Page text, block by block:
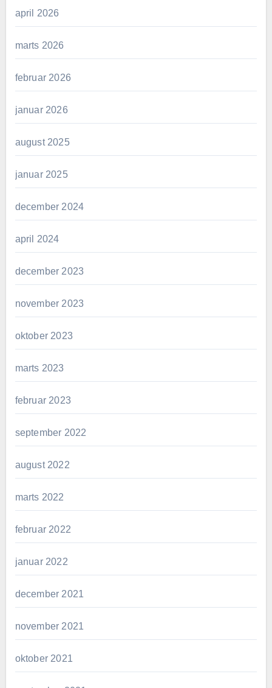
april 2026
marts 2026
februar 2026
januar 2026
august 2025
januar 2025
december 2024
april 2024
december 2023
november 2023
oktober 2023
marts 2023
februar 2023
september 2022
august 2022
marts 2022
februar 2022
januar 2022
december 2021
november 2021
oktober 2021